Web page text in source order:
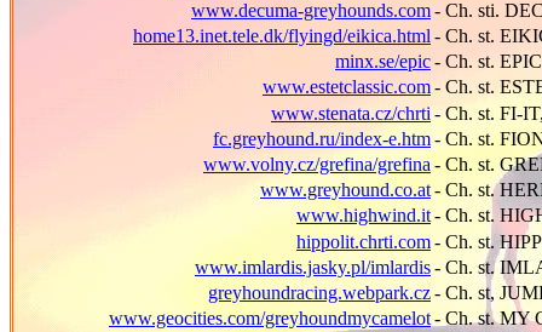
www.decuma-greyhounds.com- Ch. sti.
home13.inet.tele.dk/flyingd/eikica.html - Ch. st.
minx.se/epic- Ch. st.
www.estetclassic.com- Ch. st.
www.stenata.cz/chrti - Ch. st. FI-
fc.greyhound.ru/index-e.htm- Ch. st.
www.volny.cz/grefina/grefina - Ch. st.
www.greyhound.co.at- Ch. st.
www.highwind.it- Ch. st.
hippolit.chrti.com- Ch. st.
www.imlardis.jasky.pl/imlardis- Ch. st.
greyhoundracing.webpark.cz- Ch. st,
www.geocities.com/greyhoundmycamelot- Ch. st. MY